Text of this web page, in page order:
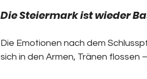
Die Steiermark ist wieder
Die Emotionen nach dem
sich in den Armen, Tränen flossen